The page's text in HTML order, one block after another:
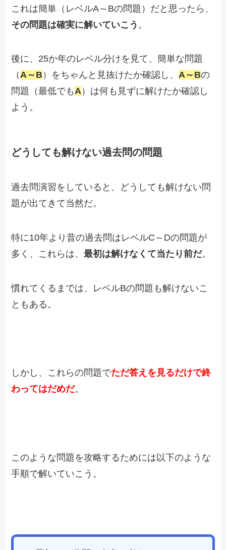
これは簡単（レベルA～Bの問題）だと思ったら、
その問題は確実に解いていこう 。
後に、25か年のレベル分けを見て、簡単な問題
（A～B）をちゃんと見抜けたか確認し、A～Bの
問題（最低でもA）は何も見ずに解けたか確認し
よう。
どうしても解けない過去問の問題
過去問演習をしていると、どうしても解けない問
題が出てきて当然だ。
特に10年より昔の過去問はレベルC～Dの問題が
多く、これらは、最初は解けなくて当たり前だ。
慣れてくるまでは、レベルBの問題も解けないこ
ともある。
しかし、これらの問題でただ答えを見るだけで終
わってはだめだ。
このような問題を攻略するためには以下のような
手順で解いていこう。